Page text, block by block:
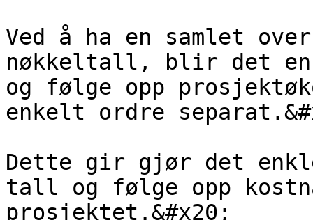
Ved å ha en samlet
nøkkeltall, blir det
og følge opp
enkelt ordre
Dette gir gjør det
tall og følge opp